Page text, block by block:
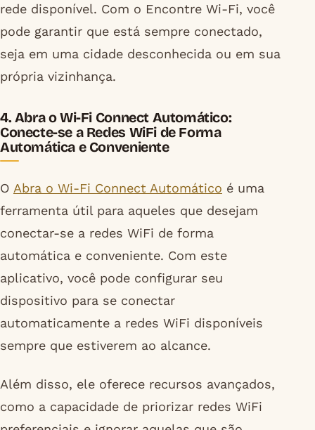
rede disponível. Com o Encontre Wi-Fi, você
pode garantir que está sempre conectado,
seja em uma cidade desconhecida ou em sua
própria vizinhança.
4. Abra o Wi-Fi Connect Automático:
Conecte-se a Redes WiFi de Forma
Automática e Conveniente
O Abra o Wi-Fi Connect Automático é uma
ferramenta útil para aqueles que desejam
conectar-se a redes WiFi de forma
automática e conveniente. Com este
aplicativo, você pode configurar seu
dispositivo para se conectar
automaticamente a redes WiFi disponíveis
sempre que estiverem ao alcance.
Além disso, ele oferece recursos avançados,
como a capacidade de priorizar redes WiFi